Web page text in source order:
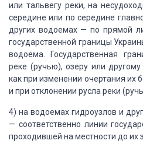
или тальвегу реки, на
середине или по середине
других водоемах — по прямой
государственной границы
водоема. Государственная
реке (ручью), озеру или
как при изменении очертания их
и при отклонении русла реки
4) на водоемах гидроузлов и
— соответственно линии
проходившей на местности до их